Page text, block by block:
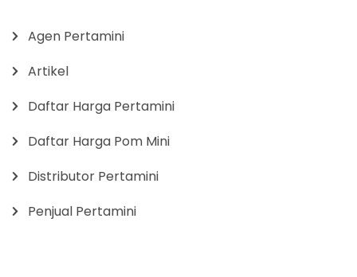
Agen Pertamini
Artikel
Daftar Harga Pertamini
Daftar Harga Pom Mini
Distributor Pertamini
Penjual Pertamini